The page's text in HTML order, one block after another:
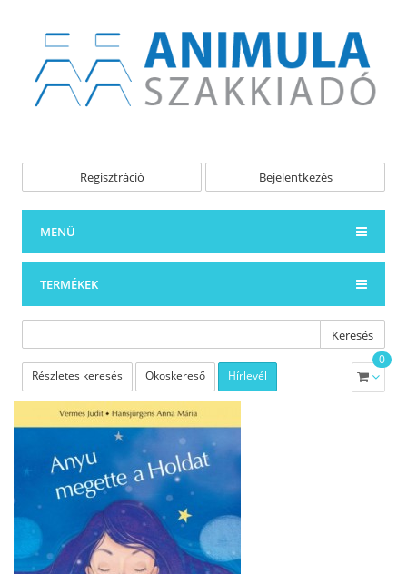
Regisztráció Bejelentkezés
MENÜ
TERMÉKEK
Keresés
Részletes keresés Okoskereső Hírlevél
0